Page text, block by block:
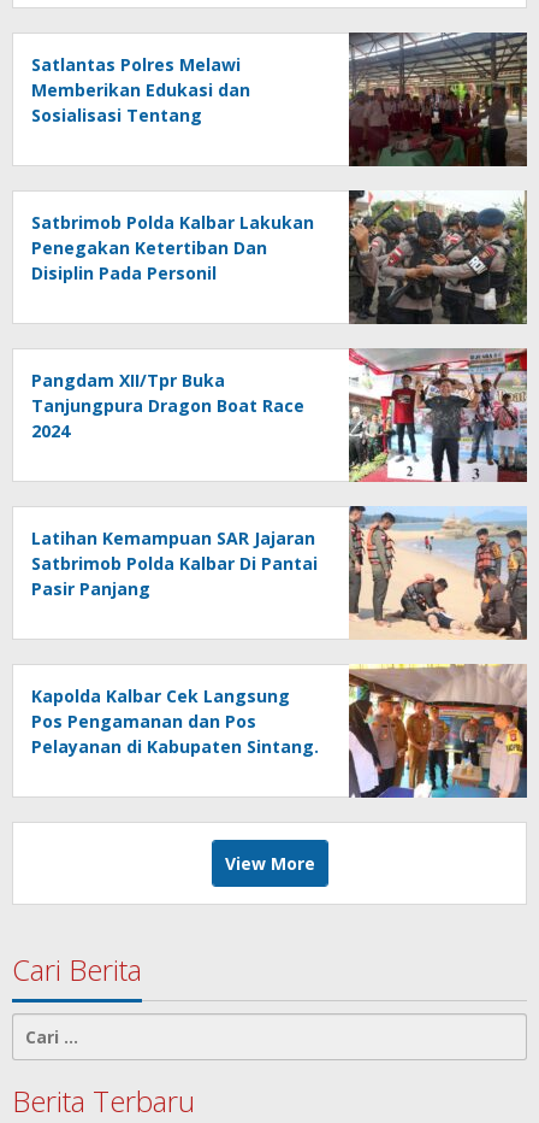
Satlantas Polres Melawi
Memberikan Edukasi dan
Sosialisasi Tentang
MPLS
Satbrimob Polda Kalbar Lakukan
Penegakan Ketertiban Dan
Disiplin Pada Personil
Pangdam XII/Tpr Buka
Tanjungpura Dragon Boat Race
2024
Latihan Kemampuan SAR Jajaran
Satbrimob Polda Kalbar Di Pantai
Pasir Panjang
Kapolda Kalbar Cek Langsung
Pos Pengamanan dan Pos
Pelayanan di Kabupaten Sintang.
View More
Cari Berita
Cari
untuk:
Berita Terbaru